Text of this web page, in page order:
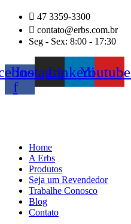
conteúdo
47 3359-3300
contato@erbs.com.br
Seg - Sex: 8:00 - 17:30
f
InstagramLinkedinYoutube
Home
A Erbs
Produtos
Seja um Revendedor
Trabalhe Conosco
Blog
Contato